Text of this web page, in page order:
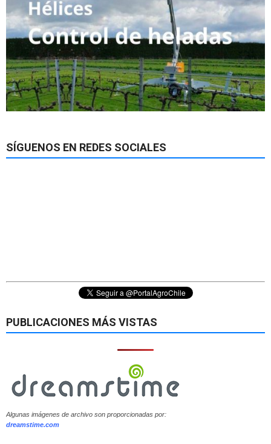
SÍGUENOS EN REDES SOCIALES
PUBLICACIONES MÁS VISTAS
Algunas imágenes de archivo son proporcionadas por:
dreamstime.com